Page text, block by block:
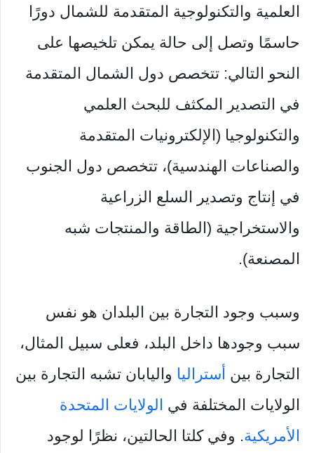
العلمية والتكنولوجية المتقدمة للشمال دورًا
حاسمًا وتصل إلى حالة يمكن تلخيصها على
النحو التالي: تتخصص دول الشمال المتقدمة
في التصدير المكثف للبحث العلمي
والتكنولوجيا (الإلكترونيات المتقدمة
والصناعات الهندسية)، تتخصص دول الجنوب
في إنتاج وتصدير السلع الزراعية
والاستخراجية (الطاقة والمنتجات شبه
المصنعة).
وسبب وجود التجارة بين البلدان هو نفس
سبب وجودها داخل البلد، فعلى سبيل المثال،
التجارة بين أستراليا واليابان تشبه التجارة بين
الولايات المختلفة في الولايات المتحدة
الأمريكية. وفي كلتا الحالتين، نظرًا لوجود